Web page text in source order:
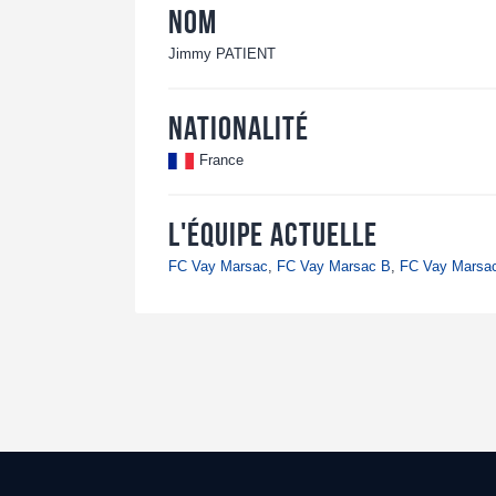
Nom
Jimmy PATIENT
Nationalité
France
L'équipe actuelle
FC Vay Marsac, FC Vay Marsac B, FC Vay